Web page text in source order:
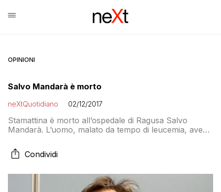
OPINIONI
Salvo Mandarà è morto
neXtQuotidiano 02/12/2017
Stamattina è morto all’ospedale di Ragusa Salvo
Mandarà. L’uomo, malato da tempo di leucemia, aveva
sue stravaganti lotte ed era stato uno dei tecnici video
del MoVimento 5 Stelle durante la campagna elettorale
successivamente dal M5S. Mandarà aveva una
Condividi